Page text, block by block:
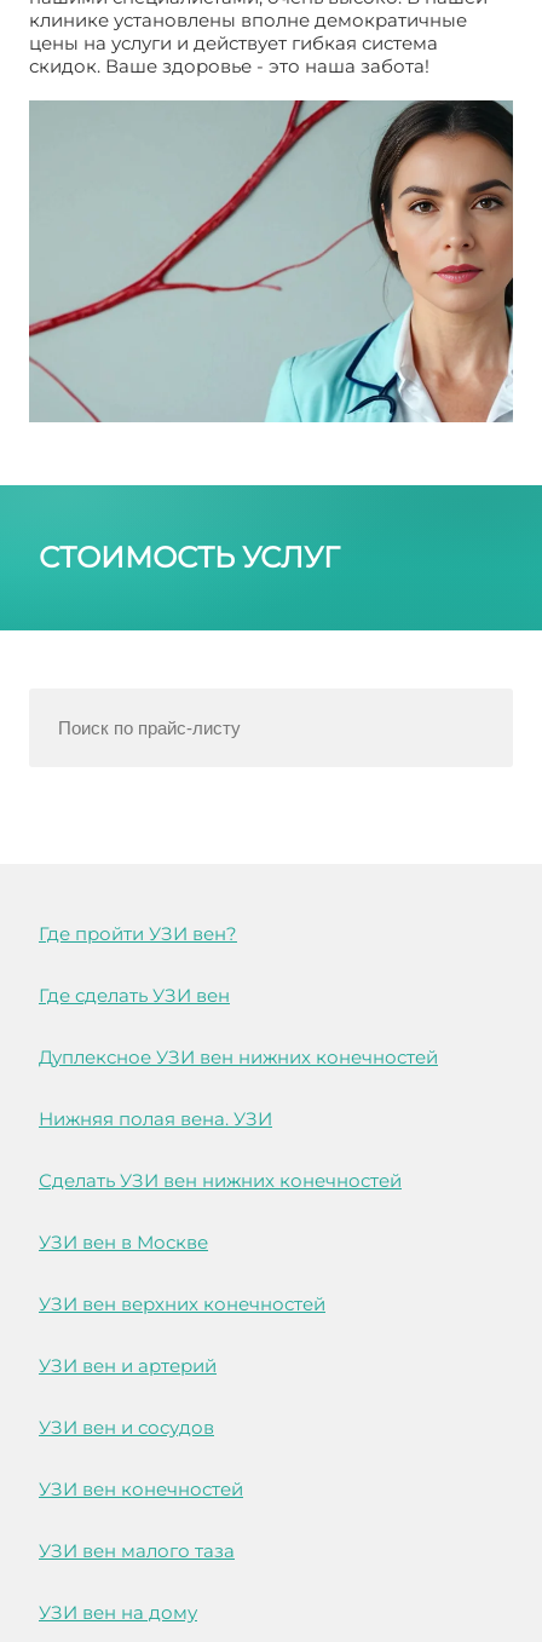
клинике установлены вполне демократичные
цены на услуги и действует гибкая система
скидок. Ваше здоровье - это наша забота!
СТОИМОСТЬ УСЛУГ
Где пройти УЗИ вен?
Где сделать УЗИ вен
Дуплексное УЗИ вен нижних конечностей
Нижняя полая вена. УЗИ
Сделать УЗИ вен нижних конечностей
УЗИ вен в Москве
УЗИ вен верхних конечностей
УЗИ вен и артерий
УЗИ вен и сосудов
УЗИ вен конечностей
УЗИ вен малого таза
УЗИ вен на дому